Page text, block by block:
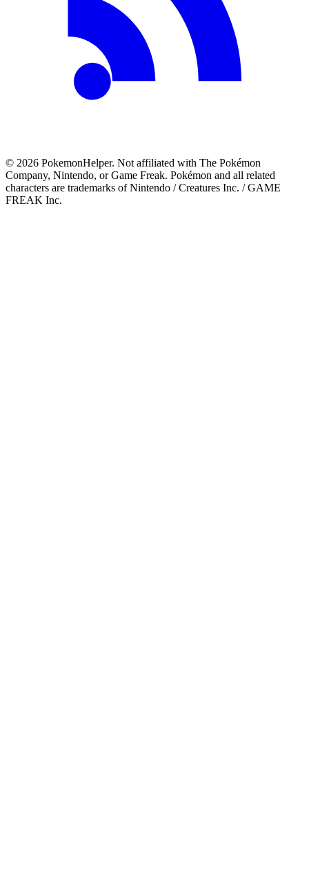
© 2026 PokemonHelper. Not affiliated with The Pokémon
Company, Nintendo, or Game Freak. Pokémon and all related
characters are trademarks of Nintendo / Creatures Inc. / GAME
FREAK Inc.